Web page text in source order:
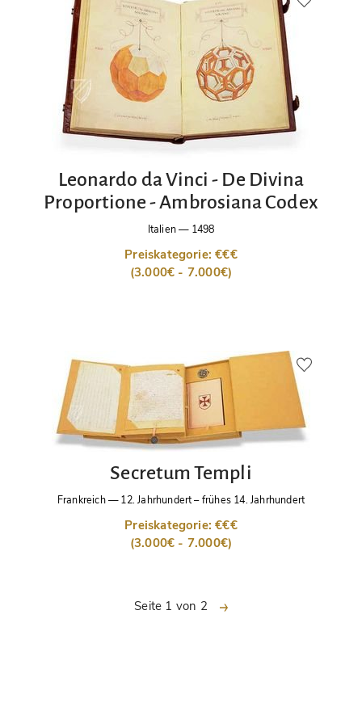
Leonardo da Vinci - De Divina
Proportione - Ambrosiana Codex
Italien— 1498
Preiskategorie: €€€
(3.000€ - 7.000€)
Secretum Templi
Frankreich—12. Jahrhundert – frühes 14. Jahrhundert
Preiskategorie: €€€
(3.000€ - 7.000€)
Seite 1 von 2 nächste